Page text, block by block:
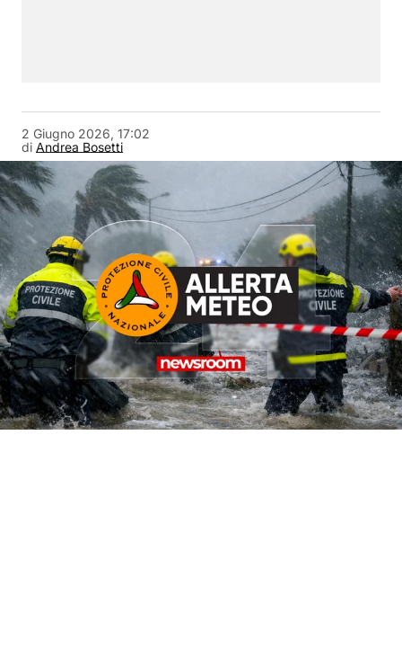
di Andrea Bosetti
2 Giugno 2026, 17:02